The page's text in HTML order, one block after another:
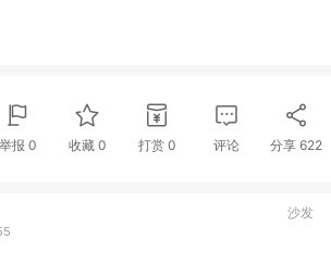
举报 0 收藏 0 打赏 0 评论 分享 622
沙发